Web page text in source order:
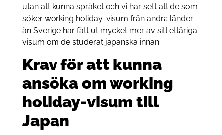
utan att kunna språket och vi har sett att de som
söker working holiday-visum från andra länder
än Sverige har fått ut mycket mer av sitt ettåriga
visum om de studerat japanska innan.
Krav för att kunna
ansöka om working
holiday-visum till
Japan